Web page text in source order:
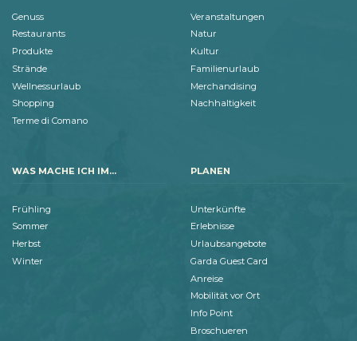
Genuss
Restaurants
Produkte
Strände
Wellnessurlaub
Shopping
Terme di Comano
Veranstaltungen
Natur
Kultur
Familienurlaub
Merchandising
Nachhaltigkeit
WAS MACHE ICH IM...
Frühling
Sommer
Herbst
Winter
PLANEN
Unterkünfte
Erlebnisse
Urlaubsangebote
Garda Guest Card
Anreise
Mobilität vor Ort
Info Point
Broschueren